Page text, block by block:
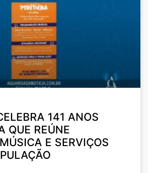
141 ANOS
QUE REÚNE
E SERVIÇOS